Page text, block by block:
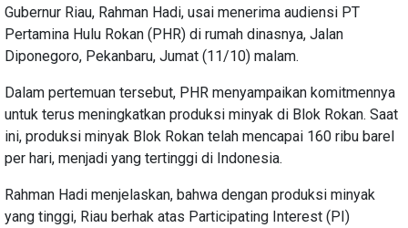
Gubernur Riau, Rahman Hadi, usai menerima audiensi PT
Pertamina Hulu Rokan (PHR) di rumah dinasnya, Jalan
Diponegoro, Pekanbaru, Jumat (11/10) malam.
Dalam pertemuan tersebut, PHR menyampaikan komitmennya
untuk terus meningkatkan produksi minyak di Blok Rokan. Saat
ini, produksi minyak Blok Rokan telah mencapai 160 ribu barel
per hari, menjadi yang tertinggi di Indonesia.
Rahman Hadi menjelaskan, bahwa dengan produksi minyak
yang tinggi, Riau berhak atas Participating Interest (PI)